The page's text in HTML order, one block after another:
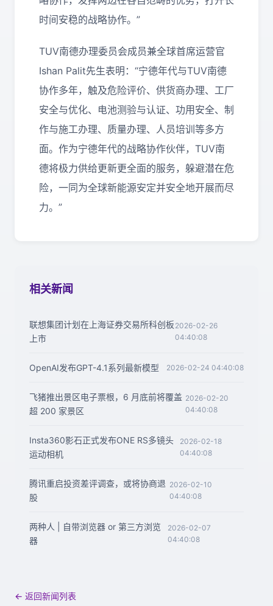
时间安稳的战略协作。”
TUV南德办理委员会成员兼全球首席运营官
Ishan Palit先生表明：“宁德年代与TUV南德
协作多年，触及危险评价、供货商办理、工厂
安全与优化、电池测验与认证、功用安全、制
作与施工办理、质量办理、人员培训等多方
面。作为宁德年代的战略协作伙伴，TUV南
德将极力供给更新更全面的服务，躲避潜在危
险，一同为全球新能源安定并安全地开展而尽
力。”
相关新闻
联想集团计划在上海证券交易所科创板
上市
2026-02-26
04:40:08
OpenAI发布GPT-4.1系列最新模型 2026-02-24 04:40:08
飞猪推出景区电子票根，6 月底前将覆盖
超 200 家景区
2026-02-20
04:40:08
Insta360影石正式发布ONE RS多镜头
运动相机
2026-02-18
04:40:08
腾讯重启投资差评调查，或将协商退
股
2026-02-10
04:40:08
两种人 | 自带浏览器 or 第三方浏览
器
2026-02-07
04:40:08
← 返回新闻列表